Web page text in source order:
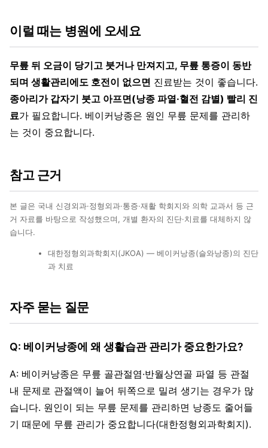
이럴 때는 병원에 오세요
무릎 뒤 오금이 당기고 붓거나 만져지고, 무릎 통증이 동반
되며 생활관리에도 호전이 없으면 진료받는 것이 좋습니다.
종아리가 갑자기 붓고 아프면(낭종 파열·혈전 감별) 빨리 진
료가 필요합니다. 베이커낭종은 원인 무릎 문제를 관리하
는 것이 중요합니다.
참고 근거
본 글은 국내 신경외과·정형외과·통증·재활 학회지와 의학 교과서 등 근
거 자료를 바탕으로 작성했으며, 개별 환자의 진단·치료를 대체하지 않
습니다.
대한정형외과학회지(JKOA) — 베이커낭종(슬와낭종)의 진단
과 치료
자주 묻는 질문
Q: 베이커낭종에 왜 생활습관 관리가 중요한가요?
A: 베이커낭종은 무릎 골관절염·반월상연골 파열 등 관절
내 문제로 관절액이 늘어 뒤쪽으로 밀려 생기는 경우가 많
습니다. 원인이 되는 무릎 문제를 관리하면 낭종도 줄어들
기 때문에 무릎 관리가 중요합니다(대한정형외과학회지).